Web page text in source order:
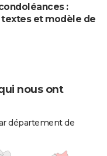
:
et modèle de
nous ont
département de